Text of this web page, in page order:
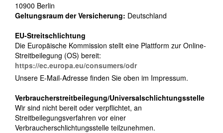
10900 Berlin
Geltungsraum der Versicherung: Deutschland
EU-Streitschlichtung
Die Europäische Kommission stellt eine Plattform zur Online-
Streitbeilegung (OS) bereit:
https://ec.europa.eu/consumers/odr
Unsere E-Mail-Adresse finden Sie oben im Impressum.
Verbraucher­streit­beilegung/Universal­schlichtungs­stelle
Wir sind nicht bereit oder verpflichtet, an
Streitbeilegungsverfahren vor einer
Verbraucherschlichtungsstelle teilzunehmen.